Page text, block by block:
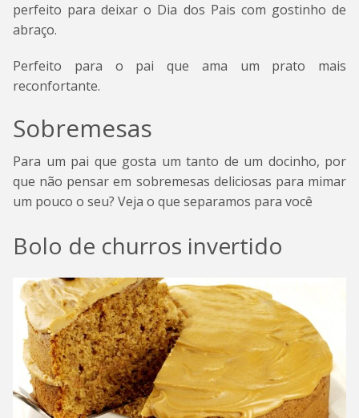
perfeito para deixar o Dia dos Pais com gostinho de
abraço.
Perfeito para o pai que ama um prato mais
reconfortante.
Sobremesas
Para um pai que gosta um tanto de um docinho, por
que não pensar em sobremesas deliciosas para mimar
um pouco o seu? Veja o que separamos para você
Bolo de churros invertido